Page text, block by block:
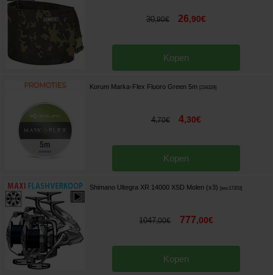
30,90€ 26,90€
Kopen
Korum Marka-Flex Fluoro Green 5m 234329]
4,70€ 4,30€
Kopen
Shimano Ultegra XR 14000 XSD Molen (x3) [esc17203]
1047,00€ 777,00€
Kopen